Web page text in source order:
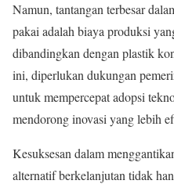
Namun, tantangan terbesar
pakai adalah biaya produksi
dibandingkan dengan plastik
ini, diperlukan dukungan
untuk mempercepat adopsi
mendorong inovasi yang lebih
Kesuksesan dalam
alternatif berkelanjutan tidak